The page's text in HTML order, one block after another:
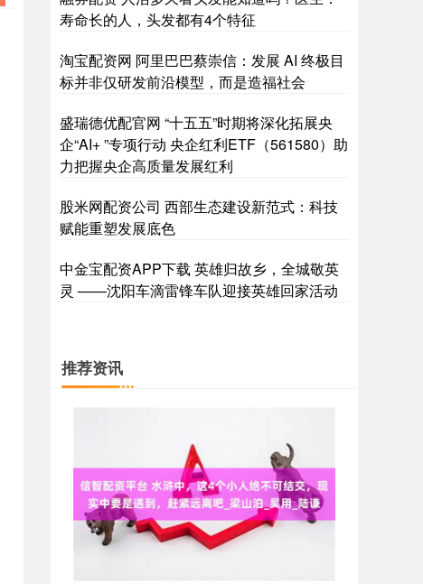
寿命长的人，头发都有4个特征
淘宝配资网 阿里巴巴蔡崇信：发展 AI 终极目
标并非仅研发前沿模型，而是造福社会
盛瑞德优配官网 “十五五”时期将深化拓展央
企“AI+ ”专项行动 央企红利ETF（561580）助
力把握央企高质量发展红利
股米网配资公司 西部生态建设新范式：科技
赋能重塑发展底色
中金宝配资APP下载 英雄归故乡，全城敬英
灵 ——沈阳车滴雷锋车队迎接英雄回家活动
推荐资讯